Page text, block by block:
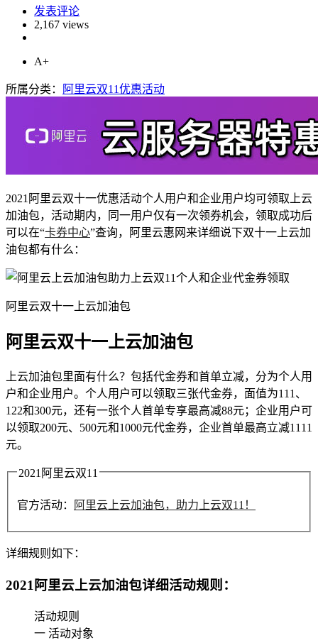
发表评论
2,167 views
A+
所属分类： 阿里云双11优惠活动
2021阿里云双十一优惠活动个人用户和企业用户均可领取上云
加油包，活动期内，同一用户仅有一次领券机会，领取成功后
可以在“卡券中心”查询，阿里云惠网来详细说下双十一上云加
油包都有什么：
阿里云双十一上云加油包
阿里云双十一上云加油包
上云加油包里面有什么？包括代金券和首单立减，分为个人用
户和企业用户。个人用户可以领取三张代金券，面值为111、
122和300元，还有一张个人首单专享最高减88元；企业用户可
以领取200元、500元和1000元代金券，企业首单最高立减1111
元。
2021阿里云双11
官方活动： 阿里云上云加油包，助力上云双11！
详细规则如下：
2021阿里云上云加油包详细活动规则：
活动规则
一 活动对象